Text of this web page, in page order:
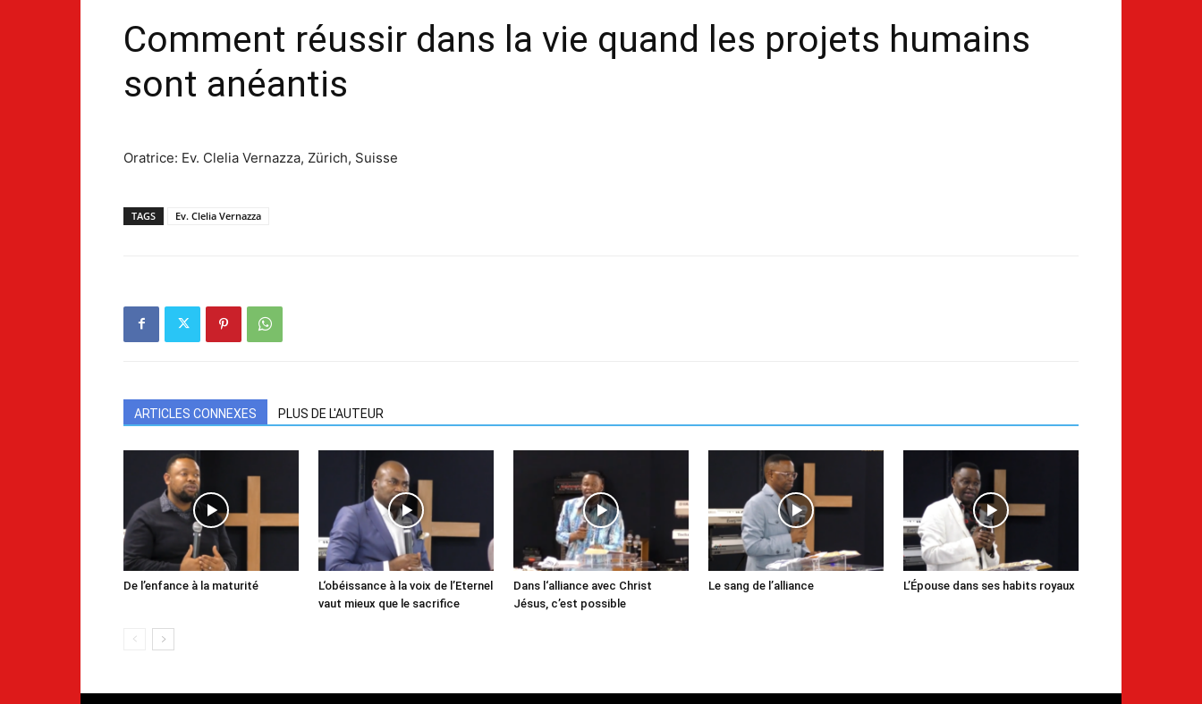
Comment réussir dans la vie quand les projets humains
sont anéantis
Oratrice: Ev. Clelia Vernazza, Zürich, Suisse
TAGS Ev. Clelia Vernazza
ARTICLES CONNEXES PLUS DE L'AUTEUR
De l’enfance à la maturité
L‘obéissance à la voix de l’Eternel
vaut mieux que le sacrifice
Dans l‘alliance avec Christ
Jésus, c’est possible
Le sang de l’alliance L’Épouse dans ses habits royaux